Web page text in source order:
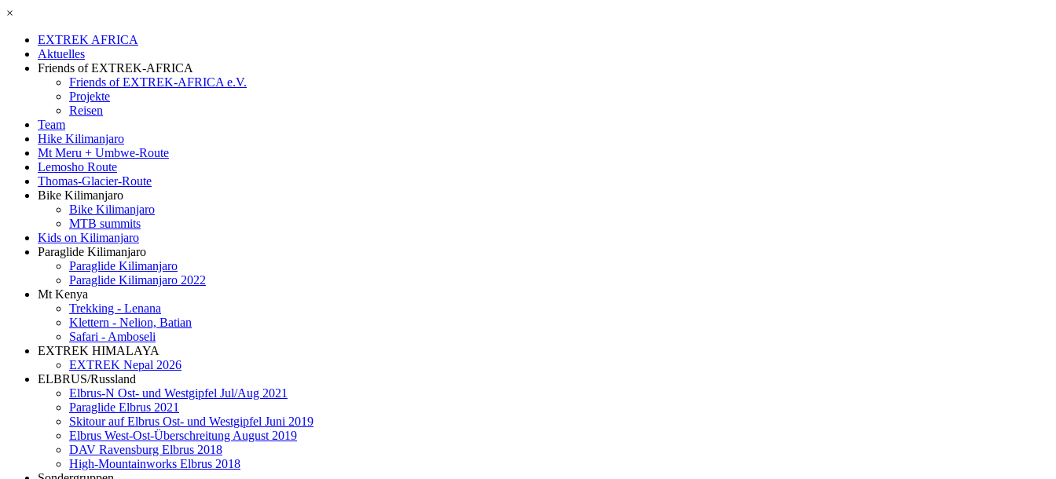
×
EXTREK AFRICA
Aktuelles
Friends of EXTREK-AFRICA
Friends of EXTREK-AFRICA e.V.
Projekte
Reisen
Team
Hike Kilimanjaro
Mt Meru + Umbwe-Route
Lemosho Route
Thomas-Glacier-Route
Bike Kilimanjaro
Bike Kilimanjaro
MTB summits
Kids on Kilimanjaro
Paraglide Kilimanjaro
Paraglide Kilimanjaro
Paraglide Kilimanjaro 2022
Mt Kenya
Trekking - Lenana
Klettern - Nelion, Batian
Safari - Amboseli
EXTREK HIMALAYA
EXTREK Nepal 2026
ELBRUS/Russland
Elbrus-N Ost- und Westgipfel Jul/Aug 2021
Paraglide Elbrus 2021
Skitour auf Elbrus Ost- und Westgipfel Juni 2019
Elbrus West-Ost-Überschreitung August 2019
DAV Ravensburg Elbrus 2018
High-Mountainworks Elbrus 2018